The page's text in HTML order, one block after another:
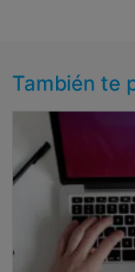
También te